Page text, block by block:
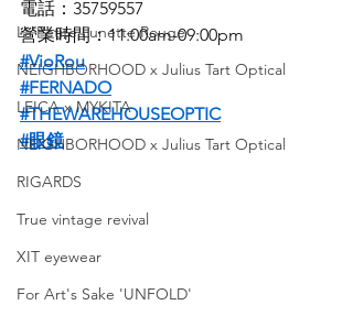
La Petite Lunette Rouge
NEIGHBORHOOD x Julius Tart Optical
LEICA x MYKITA
NEIGHBORHOOD x Julius Tart Optical
RIGARDS
True vintage revival
XIT eyewear
For Art's Sake 'UNFOLD'
電話：35759557
營業時間：11:00am-09:00pm
#VioRou
#FERNADO
#THEWAREHOUSEOPTIC
#眼鏡